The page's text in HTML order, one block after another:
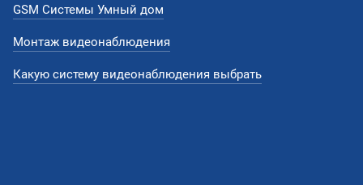
GSM Системы Умный дом
Монтаж видеонаблюдения
Какую систему видеонаблюдения выбрать